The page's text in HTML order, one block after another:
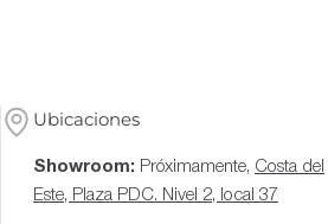
Ubicaciones
Showroom: Próximamente, Costa del
Este, Plaza PDC. Nivel 2, local 37